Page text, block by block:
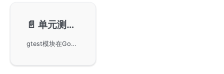
📄️ 单元测试-gtest
gtest模块在GoFrame框架下的使用，提供简便和轻量级的单元测试方法。gtest基于标准库testing进行功能扩展，增加了多个测试特性，如测试用例隔离和常用断言方法。适用于大部分的单元测试场景，并在需要更复杂测试时，可结合第三方测试框架如testify和goconvey使用。